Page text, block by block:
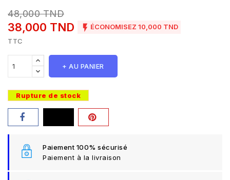
48,000 TND
38,000 TND  ÉCONOMISEZ 10,000 TND
TTC
+ AU PANIER
Rupture de stock
Paiement 100% sécurisé
Paiement à la livraison